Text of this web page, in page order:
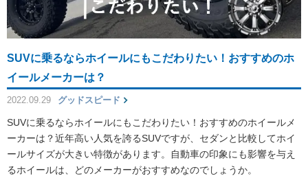
SUVに乗るならホイールにもこだわりたい！おすすめのホ
イールメーカーは？
2022.09.29 グッドスピード
SUVに乗るならホイールにもこだわりたい！おすすめのホイールメ
ーカーは？近年高い人気を誇るSUVですが、セダンと比較してホイ
ールサイズが大きい特徴があります。自動車の印象にも影響を与え
るホイールは、どのメーカーがおすすめなのでしょうか。